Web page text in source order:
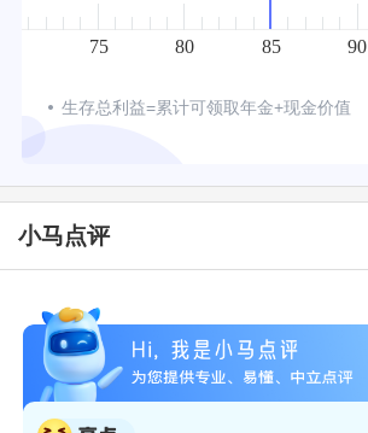
75 80 85 90
生存总利益=累计可领取年金+现金价值
小马点评